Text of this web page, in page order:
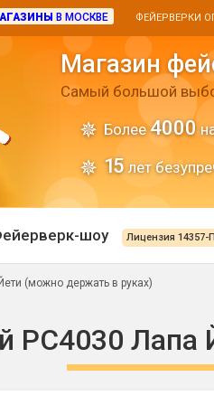
В МОСКВЕ ФЕЙЕРВЕРКИ
Магазин
Самый большой
Более4000
15 лет
шоу Лицензия 14357-
(можно держать в руках)
РС4030